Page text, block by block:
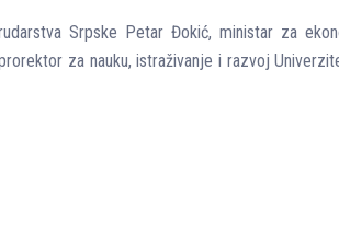
Srpske Petar Đokić, ministar za
za nauku, istraživanje i razvoj